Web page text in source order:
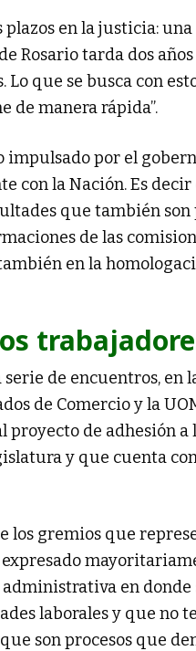
plazos en la justicia:
Rosario tarda dos
Lo que se busca con
de manera rápida”.
impulsado por el
con la Nación. Es decir
que también son
de las
en la
de encuentros, en
de Comercio y la
de adhesión a
y que cuenta
los gremios que
en donde
laborales y que no
son procesos que